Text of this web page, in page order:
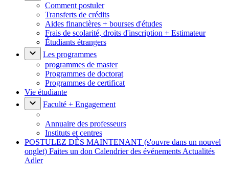
Comment postuler
Transferts de crédits
Aides financières + bourses d'études
Frais de scolarité, droits d'inscription + Estimateur
Étudiants étrangers
Les programmes
programmes de master
Programmes de doctorat
Programmes de certificat
Vie étudiante
Faculté + Engagement
Annuaire des professeurs
Instituts et centres
POSTULEZ DÈS MAINTENANT (s'ouvre dans un nouvel
onglet) Faites un don Calendrier des événements Actualités
Adler